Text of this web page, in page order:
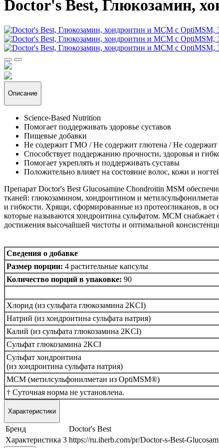
Doctor's Best, Глюкозамин,
Описание
Science-Based Nutrition
Помогает поддерживать здоровье суставов
Пищевые добавки
Не содержит ГМО / Не содержит глютена / Не содержит
Способствует поддержанию прочности, здоровья и
Помогает укреплять и поддерживать суставы
Положительно влияет на состояние волос, кожи и
Препарат Doctor's Best Glucosamine Chondroitin MSM
тканей: глюкозамином, хондроитином и
и гибкости. Хрящи, сформированные из протеогликанов, в
которые называются хондроитина сульфатом. МСМ снабжает
достижения высочайшей чистоты и оптимальной
Сведения о добавке
Размер порции: 4 растительные капсулы
Количество порций в упаковке: 90
Хлорид (из сульфата глюкозамина 2KCI)
Натрий (из хондроитина сульфата натрия)
Калий (из сульфата глюкозамина 2KCI)
Сульфат глюкозамина 2KCI
Сульфат хондроитина
(из хондроитина сульфата натрия)
МСМ (метилсульфонилметан из OptiMSM®)
† Суточная норма не установлена.
Характеристики
Бренд
Doctor's Best
Характеристика 3 https://ru.iherb.com/pr/Doctor-s-Best-